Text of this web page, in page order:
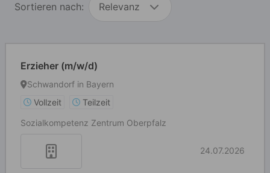
Sortieren nach:
Relevanz
Erzieher (m/w/d)
Schwandorf in Bayern
Vollzeit
Teilzeit
Sozialkompetenz Zentrum Oberpfalz
24.07.2026